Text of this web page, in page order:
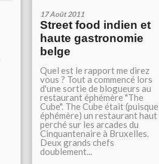
17 Août 2011
Street food indien et
haute gastronomie
belge
Quel est le rapport me direz
vous ? Tout a commencé lors
d'une sortie de blogueurs au
restaurant éphémère "The
Cube". The Cube était (puisque
éphémère) un restaurant haut
perché sur les arcades du
Cinquantenaire à Bruxelles.
Deux grands chefs
doublement...